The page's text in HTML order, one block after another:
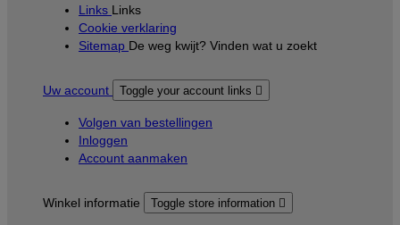
Links Links
Cookie verklaring
Sitemap De weg kwijt? Vinden wat u zoekt
Uw account Toggle your account links 
Volgen van bestellingen
Inloggen
Account aanmaken
Winkel informatie Toggle store information 